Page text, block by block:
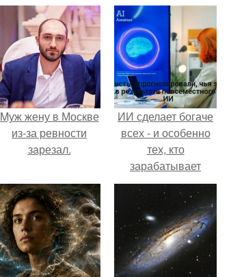
Mуж жену в Москве
из-за ревности
зарезал.
ИИ сделает богаче
всех - и особенно
тех, кто
зарабатывает
меньше всего.